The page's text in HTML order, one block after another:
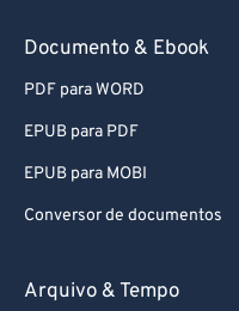
Documento & Ebook
PDF para WORD
EPUB para PDF
EPUB para MOBI
Conversor de documentos
Arquivo & Tempo